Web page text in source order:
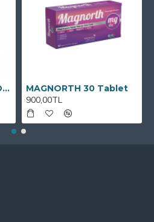
GEBYFOLL OMEGA 3 DHA MAGNORTH 30 Tablet
900,00TL